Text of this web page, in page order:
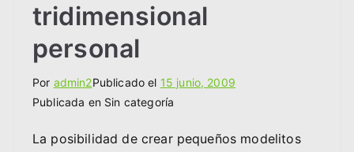
tridimensional
personal
Por admin2Publicado el 15 junio, 2009
Publicada en Sin categoría
La posibilidad de crear pequeños modelitos